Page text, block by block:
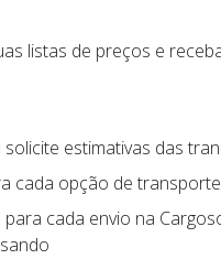
listas de preços e
estimativas das
cada opção de transporte
cada envio na